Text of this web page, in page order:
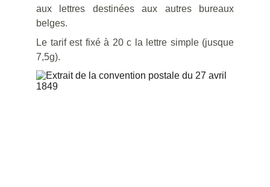
aux lettres destinées aux autres bureaux
belges.
Le tarif est fixé à 20 c la lettre simple (jusque
7,5g).